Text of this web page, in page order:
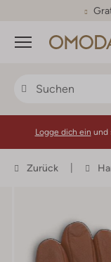
Menü
Logge dich ein und
Zurück